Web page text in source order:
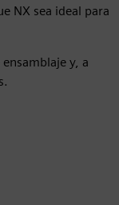
NX sea ideal para
y, a